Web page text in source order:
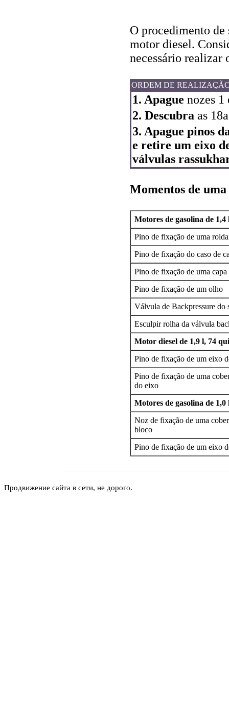
O procedimento
motor diesel.
necessário realizar
ORDEM DE
1. Apague nozes 1
2. Descubra as
3. Apague pinos
e retire um eixo
válvulas
Momentos de
Motores de gasolina de
Pino de fixação de uma
Pino de fixação do caso de
Pino de fixação de uma
Pino de fixação de um olho
Válvula de Backpressure do
Esculpir rolha da válvula
Motor diesel de 1,9 l, 74
Pino de fixação de um eixo
Pino de fixação de uma
do eixo
Motores de gasolina de
Noz de fixação de uma
bloco
Pino de fixação de um eixo
Продвижение сайта в сети, не дорого.